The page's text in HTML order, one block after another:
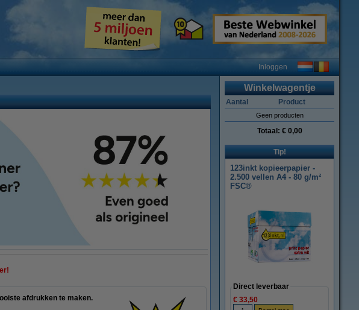
Inloggen
afdrukken te maken.
Winkelwagentje
Aantal Product
Geen producten
Totaal: € 0,00
Tip!
123inkt kopieerpapier -
2.500 vellen A4 - 80 g/m²
FSC®
Direct leverbaar
€ 33,50